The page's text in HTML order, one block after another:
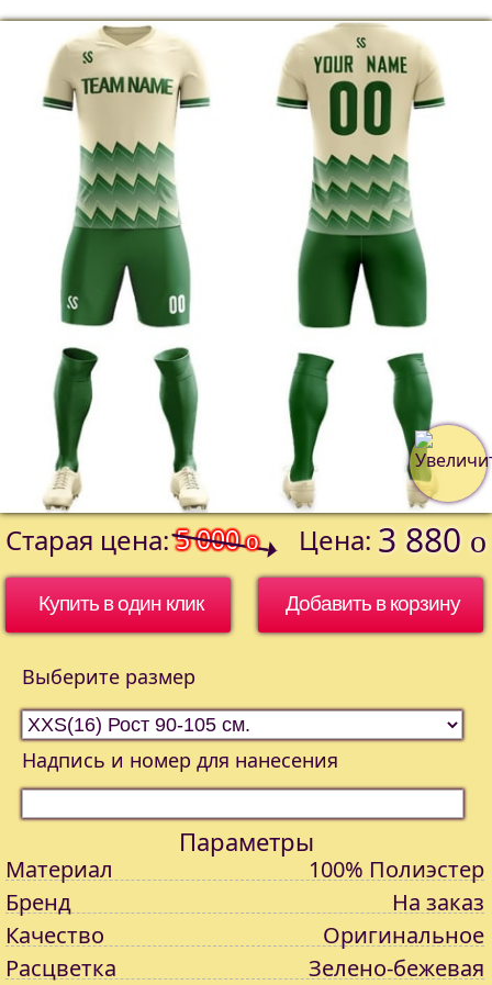
Старая цена: 5 000o Цена: 3 880 o
Купить в один клик
Выберите размер
Надпись и номер для нанесения
Параметры
Материал
100% Полиэстер
Бренд
На заказ
Качество
Оригинальное
Расцветка
Зелено-бежевая